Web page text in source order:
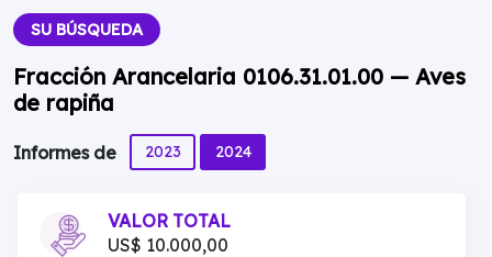
SU BÚSQUEDA
Fracción Arancelaria 0106.31.01.00 — Aves
de rapiña
Informes de 2023 2024
VALOR TOTAL
US$ 10.000,00